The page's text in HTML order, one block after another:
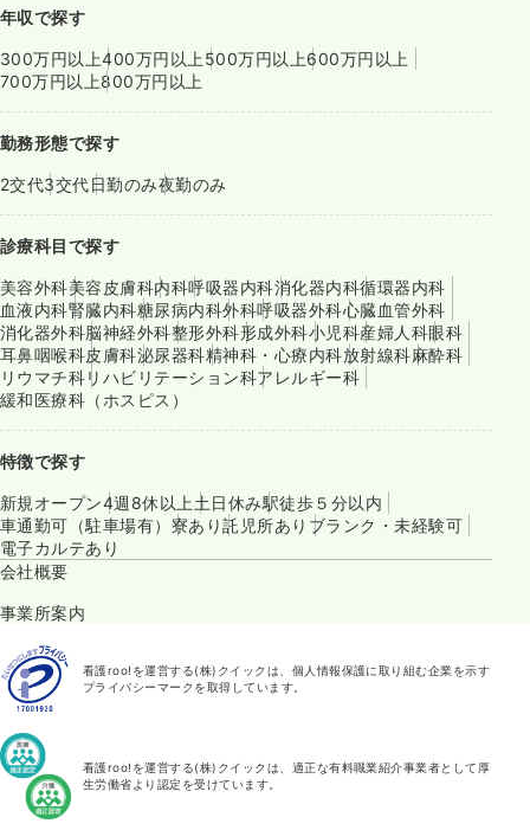
年収で探す
300万円以上400万円以上 500万円以上600万円以上
700万円以上800万円以上
勤務形態で探す
2交代3交代日勤のみ夜勤のみ
診療科目で探す
美容外科美容皮膚科内科呼吸器内科消化器内科循環器内科
血液内科腎臓内科糖尿病内科外科呼吸器外科心臓血管外科
消化器外科脳神経外科整形外科形成外科小児科産婦人科眼科
耳鼻咽喉科皮膚科泌尿器科精神科・心療内科放射線科麻酔科
リウマチ科リハビリテーション科アレルギー科
緩和医療科（ホスピス）
特徴で探す
新規オープン4週8休以上 土日休み駅徒歩５分以内
車通勤可（駐車場有） 寮あり託児所あり ブランク・未経験可
電子カルテあり
会社概要
事業所案内
看護roo!を運営する(株)クイックは、個人情報保護に取り組む企業を示す
プライバシーマークを取得しています。
看護roo!を運営する(株)クイックは、適正な有料職業紹介事業者として厚
生労働省より認定を受けています。